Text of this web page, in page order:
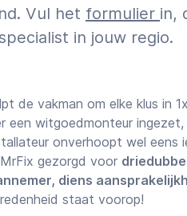
Vul het formulier in,
in jouw regio.
de vakman om elke klus in
een witgoedmonteur
onverhoopt wel eens
gezorgd voor
diens
staat voorop!